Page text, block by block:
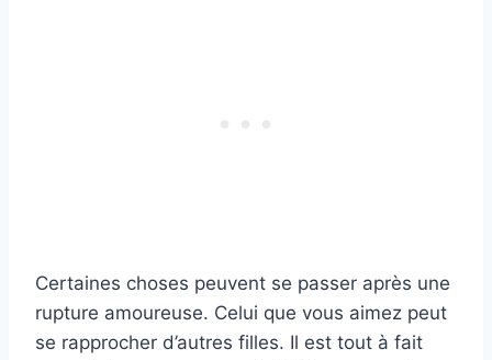
Certaines choses peuvent se passer après une
rupture amoureuse. Celui que vous aimez peut
se rapprocher d’autres filles. Il est tout à fait